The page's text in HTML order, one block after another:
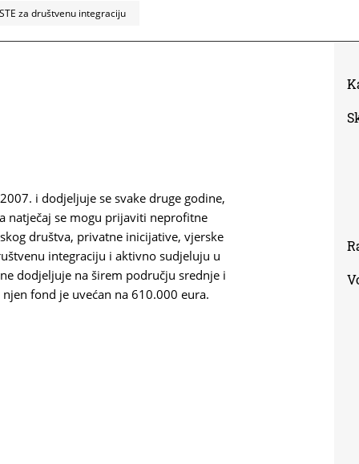
za društvenu integraciju
i dodjeljuje se svake druge godine,
natječaj se mogu prijaviti neprofitne
društva, privatne inicijative, vjerske
integraciju i aktivno sudjeluju u
dodjeljuje na širem području srednje i
fond je uvećan na 610.000 eura.